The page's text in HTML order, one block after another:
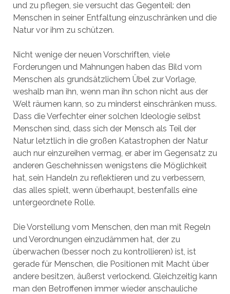
und zu pflegen, sie versucht das Gegenteil: den
Menschen in seiner Entfaltung einzuschränken und die
Natur vor ihm zu schützen.
Nicht wenige der neuen Vorschriften, viele
Forderungen und Mahnungen haben das Bild vom
Menschen als grundsätzlichem Übel zur Vorlage,
weshalb man ihn, wenn man ihn schon nicht aus der
Welt räumen kann, so zu minderst einschränken muss.
Dass die Verfechter einer solchen Ideologie selbst
Menschen sind, dass sich der Mensch als Teil der
Natur letztlich in die großen Katastrophen der Natur
auch nur einzureihen vermag, er aber im Gegensatz zu
anderen Geschehnissen wenigstens die Möglichkeit
hat, sein Handeln zu reflektieren und zu verbessern,
das alles spielt, wenn überhaupt, bestenfalls eine
untergeordnete Rolle.
Die Vorstellung vom Menschen, den man mit Regeln
und Verordnungen einzudämmen hat, der zu
überwachen (besser noch zu kontrollieren) ist, ist
gerade für Menschen, die Positionen mit Macht über
andere besitzen, äußerst verlockend. Gleichzeitig kann
man den Betroffenen immer wieder anschauliche